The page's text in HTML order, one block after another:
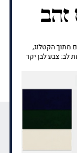
זהב
מתוך הקטלוג,
לב: צבע לבן יקר